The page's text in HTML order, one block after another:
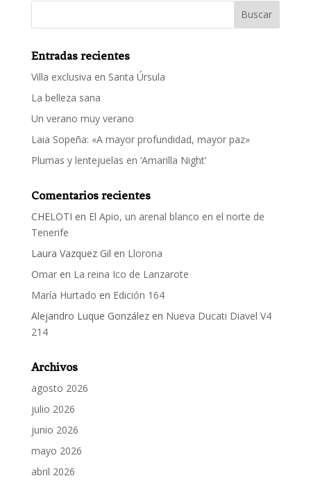
Entradas recientes
Villa exclusiva en Santa Úrsula
La belleza sana
Un verano muy verano
Laia Sopeña: «A mayor profundidad, mayor paz»
Plumas y lentejuelas en ‘Amarilla Night’
Comentarios recientes
CHELOTI en El Apio, un arenal blanco en el norte de
Tenerife
Laura Vazquez Gil en Llorona
Omaren La reina Ico de Lanzarote
María Hurtado en Edición 164
Alejandro Luque Gonzálezen Nueva Ducati Diavel V4
214
Archivos
agosto 2026
julio 2026
junio 2026
mayo 2026
abril 2026